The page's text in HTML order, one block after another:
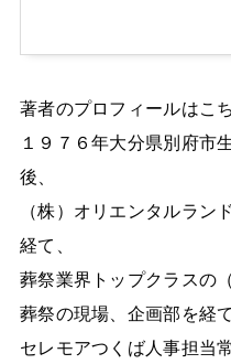
著者のプロフィールはこ
１９７６年大分県別府市
後、
（株）オリエンタルラン
経て、
葬祭業界トップクラスの
葬祭の現場、企画部を経
セレモアつくば人事担当